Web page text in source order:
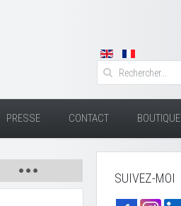
PRESSE CONTACT BOUTIQUE
SUIVEZ-MOI